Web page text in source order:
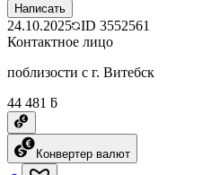
Написать
24.10.2025 ID 3552561
Контактное лицо
поблизости с г. Витебск
44 481 ƃ
Конвертер валют